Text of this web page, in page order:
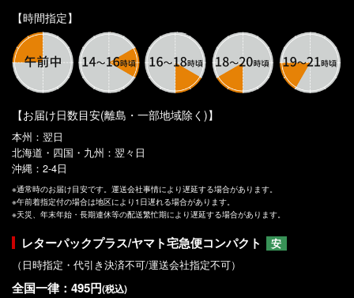
【時間指定】
【お届け日数目安(離島・一部地域除く)】
本州：翌日
北海道・四国・九州：翌々日
沖縄：2-4日
※通常時のお届け目安です。運送会社事情により遅延する場合があります。
※午前着指定付の場合は地区により1日遅れる場合があります。
※天災、年末年始・長期連休等の配送繁忙期により遅延する場合があります。
レターパックプラス/ヤマト宅急便コンパクト
安
（日時指定・代引き決済不可/運送会社指定不可）
全国一律：495円(税込)